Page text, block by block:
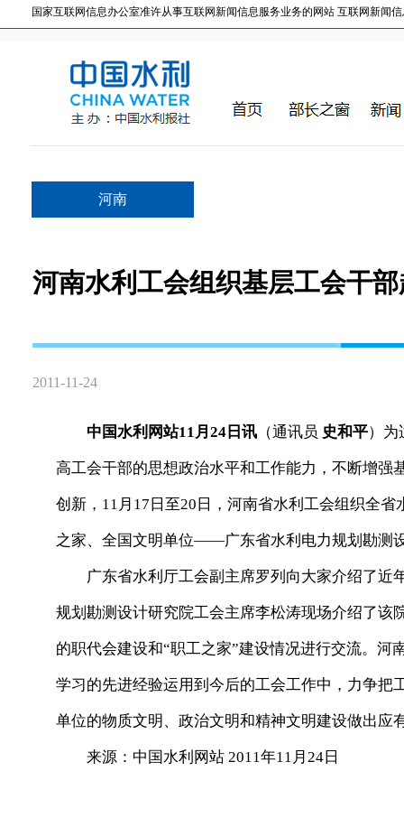
国家互联网信息办公室准许从事互联网新闻信息服务业务的网站 互联网新闻信
河南
河南水利工会组织基层工会干
2011-11-24
中国水利网站11月24日讯 （通讯员 史和平）为
高工会干部的思想政治水平和工作能力，不断增
创新，11月17日至20日，河南省水利工会组织全
之家、全国文明单位——广东省水利电力规划勘测
广东省水利厅工会副主席罗列向大家介绍了近
规划勘测设计研究院工会主席李松涛现场介绍了该
的职代会建设和“职工之家”建设情况进行交流。
学习的先进经验运用到今后的工会工作中，力争
单位的物质文明、政治文明和精神文明建设做出应
来源：中国水利网站 2011年11月24日